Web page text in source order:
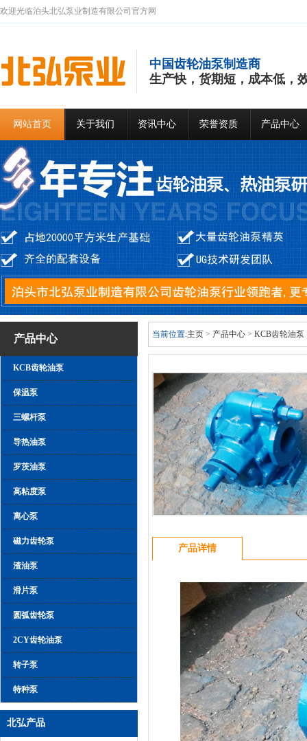
欢迎光临泊头北弘泵业制造有限公司官方网
中国齿轮油泵制造商
生产快，货期短，成本低，
网站首页 关于我们 资讯中心 荣誉资质 产品中心
产品中心
KCB齿轮油泵
保温泵
三螺杆泵
导热油泵
罗茨油泵
高粘度泵
离心泵
磁力齿轮泵
渣油泵
滑片泵
圆弧齿轮泵
2CY齿轮油泵
转子泵
特种泵
北弘产品
当前位置:主页 > 产品中心 > KCB齿轮油泵
产品详情